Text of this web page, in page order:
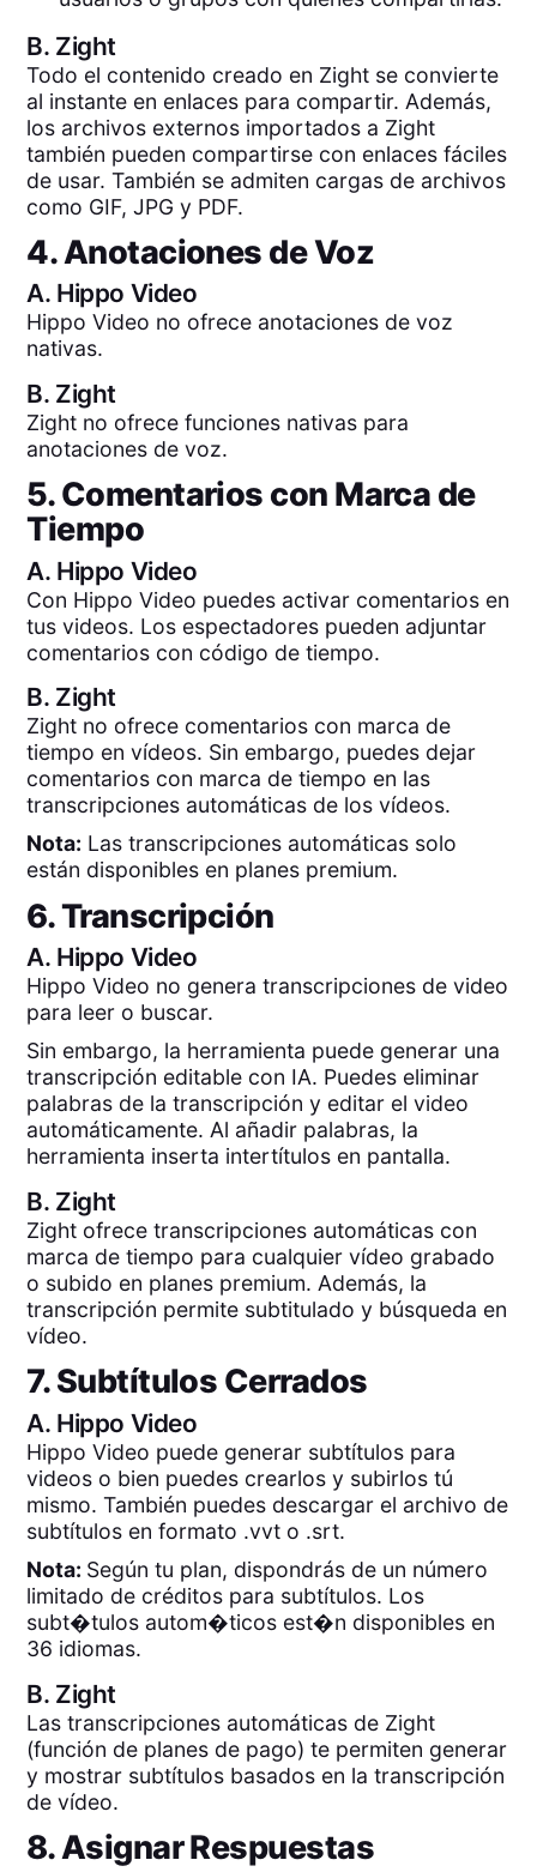
B. Zight
Todo el contenido creado en Zight se convierte
al instante en enlaces para compartir. Además,
los archivos externos importados a Zight
también pueden compartirse con enlaces fáciles
de usar. También se admiten cargas de archivos
como GIF, JPG y PDF.
4. Anotaciones de Voz
A. Hippo Video
Hippo Video no ofrece anotaciones de voz
nativas.
B. Zight
Zight no ofrece funciones nativas para
anotaciones de voz.
5. Comentarios con Marca de
Tiempo
A. Hippo Video
Con Hippo Video puedes activar comentarios en
tus videos. Los espectadores pueden adjuntar
comentarios con código de tiempo.
B. Zight
Zight no ofrece comentarios con marca de
tiempo en vídeos. Sin embargo, puedes dejar
comentarios con marca de tiempo en las
transcripciones automáticas de los vídeos.
Nota: Las transcripciones automáticas solo
están disponibles en planes premium.
6. Transcripción
A. Hippo Video
Hippo Video no genera transcripciones de video
para leer o buscar.
Sin embargo, la herramienta puede generar una
transcripción editable con IA. Puedes eliminar
palabras de la transcripción y editar el video
automáticamente. Al añadir palabras, la
herramienta inserta intertítulos en pantalla.
B. Zight
Zight ofrece transcripciones automáticas con
marca de tiempo para cualquier vídeo grabado
o subido en planes premium. Además, la
transcripción permite subtitulado y búsqueda en
vídeo.
7. Subtítulos Cerrados
A. Hippo Video
Hippo Video puede generar subtítulos para
videos o bien puedes crearlos y subirlos tú
mismo. También puedes descargar el archivo de
subtítulos en formato .vvt o .srt.
Nota: Según tu plan, dispondrás de un número
limitado de créditos para subtítulos. Los
subt�tulos autom�ticos est�n disponibles en
36 idiomas.
B. Zight
Las transcripciones automáticas de Zight
(función de planes de pago) te permiten generar
y mostrar subtítulos basados en la transcripción
de vídeo.
8. Asignar Respuestas